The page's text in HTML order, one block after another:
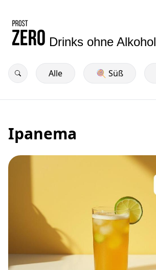
Drinks ohne Alkohol
Alle 🍭 Süß
Ipanema